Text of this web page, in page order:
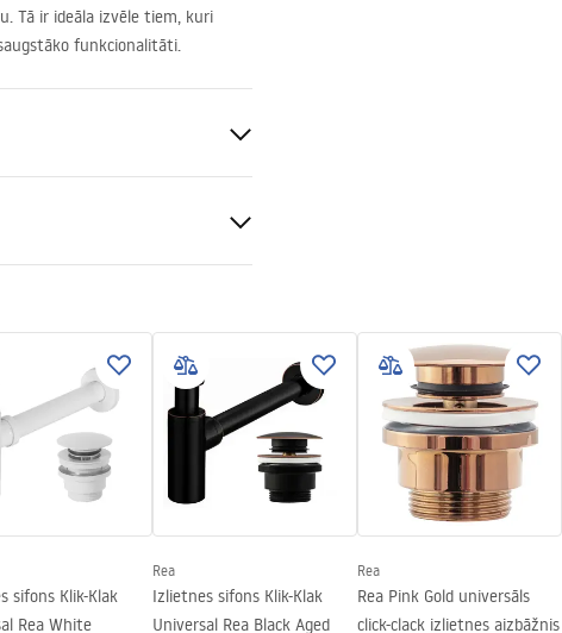
Tā ir ideāla izvēle tiem, kuri
funkcionalitāti.
_5.pdf
sifons Klik-Klak
Rea White
Rea
Izlietnes sifons Klik-Klak
Universal Rea Black Aged
Rea
Rea Pink Gold universāls
click-clack izlietnes aizbāžnis